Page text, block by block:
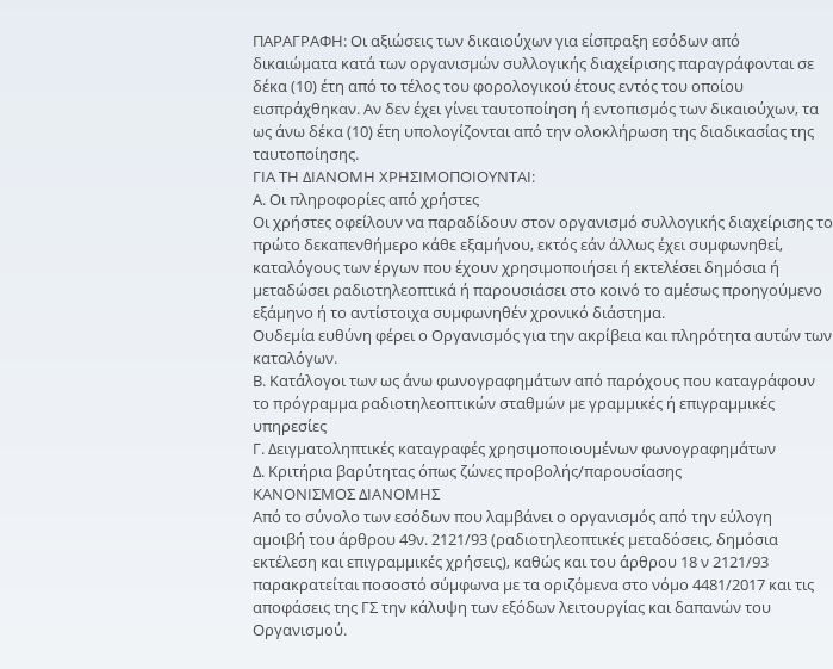
ΠΑΡΑΓΡΑΦΗ: Οι αξιώσεις των δικαιούχων για είσπραξη εσόδων από
δικαιώματα κατά των οργανισμών συλλογικής διαχείρισης παραγράφονται σε
δέκα (10) έτη από το τέλος του φορολογικού έτους εντός του οποίου
εισπράχθηκαν. Αν δεν έχει γίνει ταυτοποίηση ή εντοπισμός των δικαιούχων, τα
ως άνω δέκα (10) έτη υπολογίζονται από την ολοκλήρωση της διαδικασίας της
ταυτοποίησης.
ΓΙΑ ΤΗ ΔΙΑΝΟΜΗ ΧΡΗΣΙΜΟΠΟΙΟΥΝΤΑΙ:
Α. Οι πληροφορίες από χρήστες
Οι χρήστες οφείλουν να παραδίδουν στον οργανισμό συλλογικής διαχείρισης το
πρώτο δεκαπενθήμερο κάθε εξαμήνου, εκτός εάν άλλως έχει συμφωνηθεί,
καταλόγους των έργων που έχουν χρησιμοποιήσει ή εκτελέσει δημόσια ή
μεταδώσει ραδιοτηλεοπτικά ή παρουσιάσει στο κοινό το αμέσως προηγούμενο
εξάμηνο ή το αντίστοιχα συμφωνηθέν χρονικό διάστημα.
Ουδεμία ευθύνη φέρει ο Οργανισμός για την ακρίβεια και πληρότητα αυτών των
καταλόγων.
Β. Κατάλογοι των ως άνω φωνογραφημάτων από παρόχους που καταγράφουν
το πρόγραμμα ραδιοτηλεοπτικών σταθμών με γραμμικές ή επιγραμμικές
υπηρεσίες
Γ. Δειγματοληπτικές καταγραφές χρησιμοποιουμένων φωνογραφημάτων
Δ. Κριτήρια βαρύτητας όπως ζώνες προβολής/παρουσίασης
ΚΑΝΟΝΙΣΜΟΣ ΔΙΑΝΟΜΗΣ
Από το σύνολο των εσόδων που λαμβάνει ο οργανισμός από την εύλογη
αμοιβή του άρθρου 49ν. 2121/93 (ραδιοτηλεοπτικές μεταδόσεις, δημόσια
εκτέλεση και επιγραμμικές χρήσεις), καθώς και του άρθρου 18 ν 2121/93
παρακρατείται ποσοστό σύμφωνα με τα οριζόμενα στο νόμο 4481/2017 και τις
αποφάσεις της ΓΣ την κάλυψη των εξόδων λειτουργίας και δαπανών του
Οργανισμού.